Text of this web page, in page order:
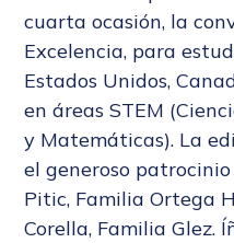
cuarta ocasión, la
Excelencia, para
Estados Unidos,
en áreas STEM
y Matemáticas). La
el generoso
Pitic, Familia Ortega
Corella, Familia Glez.